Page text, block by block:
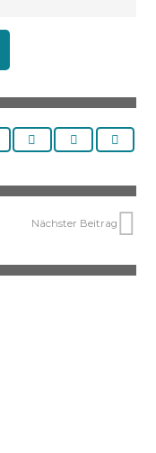
Nächster Beitrag